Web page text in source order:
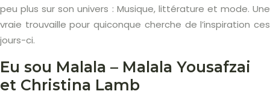
peu plus sur son univers : Musique, littérature et mode. Une
vraie trouvaille pour quiconque cherche de l’inspiration ces
jours-ci.
Eu sou Malala – Malala Yousafzai
et Christina Lamb